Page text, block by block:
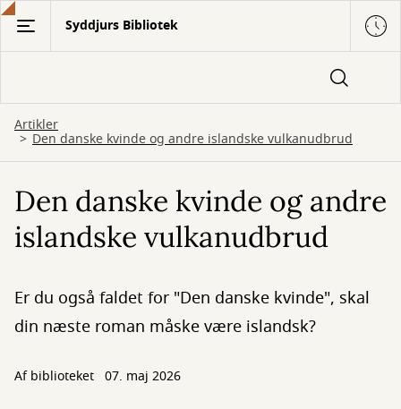
Gå
hovedindhold
Syddjurs Bibliotek
Artikler
Den danske kvinde og andre islandske vulkanudbrud
Den danske kvinde og andre
islandske vulkanudbrud
Er du også faldet for "Den danske kvinde", skal
din næste roman måske være islandsk?
Af biblioteket 07. maj 2026